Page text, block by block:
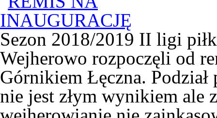
Sezon 2018/2019 II ligi
Wejherowo rozpoczęli od
Górnikiem Łęczna.
nie jest złym wynikiem ale